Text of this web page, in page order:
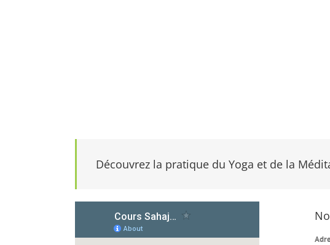
Découvrez la pratique du Yoga et de la